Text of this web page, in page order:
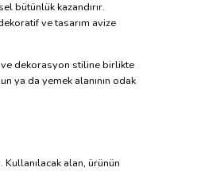
bütünlük kazandırır.
ve tasarım avize
ve dekorasyon stiline birlikte
ya da yemek alanının odak
alan, ürünün